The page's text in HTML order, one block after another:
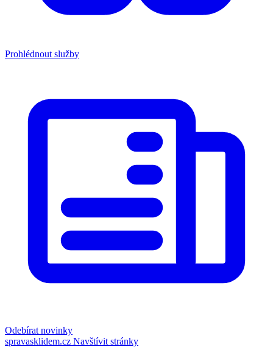
Prohlédnout služby
Odebírat novinky
spravasklidem.cz Navštívit stránky